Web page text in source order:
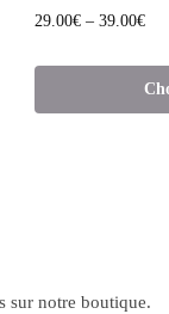
29.00€ – 39.00€
sur notre boutique.